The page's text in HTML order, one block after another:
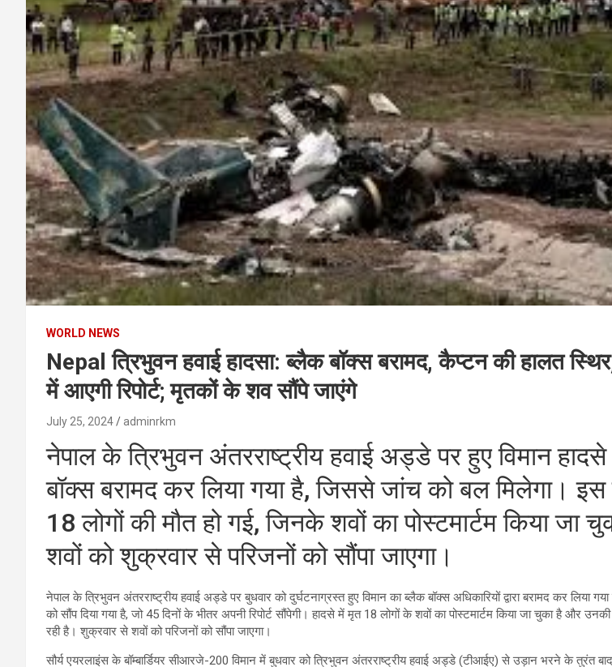
WORLD NEWS
Nepal त्रिभुवन हवाई हादसा: ब्लैक बॉक्स बरामद, कैप्टन की हालत
में आएगी रिपोर्ट; मृतकों के शव सौंपे जाएंगे
July 25, 2024 adminrkm
नेपाल के त्रिभुवन अंतरराष्ट्रीय हवाई अड्डे पर हुए विमान
बॉक्स बरामद कर लिया गया है, जिससे जांच को बल मिलेगा। इस
18 लोगों की मौत हो गई, जिनके शवों का पोस्टमार्टम किया जा
शवों को शुक्रवार से परिजनों को सौंपा जाएगा।
नेपाल के त्रिभुवन अंतरराष्ट्रीय हवाई अड्डे पर बुधवार को दुर्घटनाग्रस्त हुए विमान का ब्लैक बॉक्स अधिकारियों द्वारा बरामद कर लिया
को सौंप दिया गया है, जो 45 दिनों के भीतर अपनी रिपोर्ट सौंपेगी। हादसे में मृत 18 लोगों के शवों का पोस्टमार्टम किया जा चुका है और
रही है। शुक्रवार से शवों को परिजनों को सौंपा जाएगा।
सौर्य एयरलाइंस के बॉम्बार्डियर सीआरजे-200 विमान में बुधवार को त्रिभुवन अंतरराष्ट्रीय हवाई अड्डे (टीआईए) से उड़ान भरने के तुरंत